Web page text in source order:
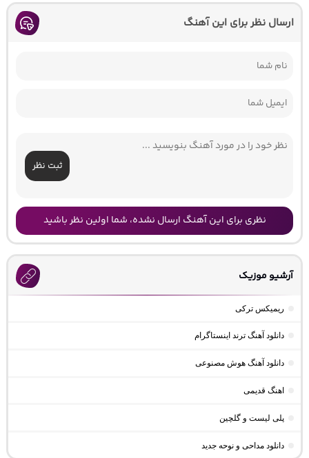
ارسال نظر برای این آهنگ
ثبت نظر
نظری برای این آهنگ ارسال نشده، شما اولین نظر باشید
آرشیو موزیک
ریمیکس ترکی
دانلود آهنگ ترند اینستاگرام
دانلود آهنگ هوش مصنوعی
اهنگ قدیمی
پلی لیست و گلچین
دانلود مداحی و نوحه جدید